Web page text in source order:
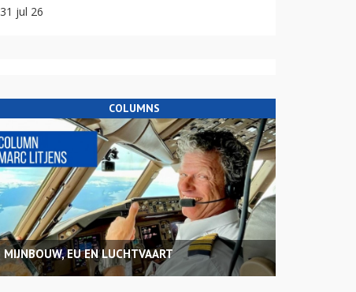
31 jul 26
COLUMNS
MIJNBOUW, EU EN LUCHTVAART